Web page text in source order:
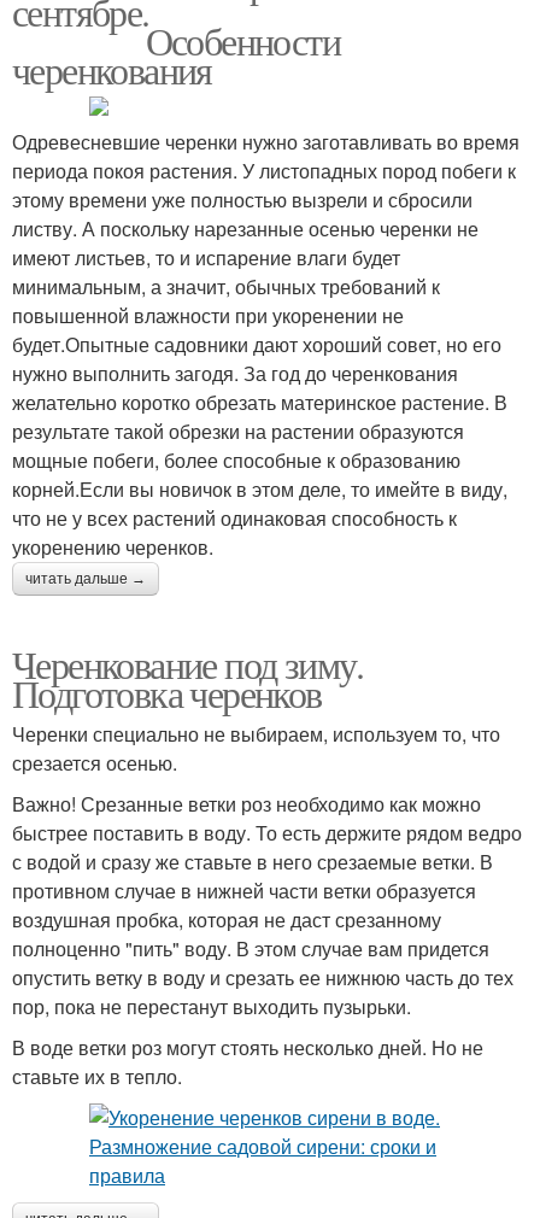
сентябре.
Особенности
черенкования
Одревесневшие черенки нужно заготавливать во время
периода покоя растения. У листопадных пород побеги к
этому времени уже полностью вызрели и сбросили
листву. А поскольку нарезанные осенью черенки не
имеют листьев, то и испарение влаги будет
минимальным, а значит, обычных требований к
повышенной влажности при укоренении не
будет.Опытные садовники дают хороший совет, но его
нужно выполнить загодя. За год до черенкования
желательно коротко обрезать материнское растение. В
результате такой обрезки на растении образуются
мощные побеги, более способные к образованию
корней.Если вы новичок в этом деле, то имейте в виду,
что не у всех растений одинаковая способность к
укоренению черенков.
читать дальше →
Черенкование под зиму.
Подготовка черенков
Черенки специально не выбираем, используем то, что
срезается осенью.
Важно! Срезанные ветки роз необходимо как можно
быстрее поставить в воду. То есть держите рядом ведро
с водой и сразу же ставьте в него срезаемые ветки. В
противном случае в нижней части ветки образуется
воздушная пробка, которая не даст срезанному
полноценно "пить" воду. В этом случае вам придется
опустить ветку в воду и срезать ее нижнюю часть до тех
пор, пока не перестанут выходить пузырьки.
В воде ветки роз могут стоять несколько дней. Но не
ставьте их в тепло.